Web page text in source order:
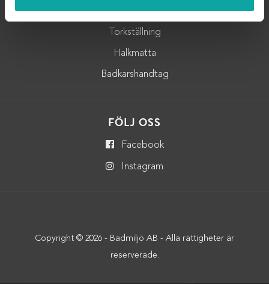
Badrumshylla
Torkställning
Halkmatta
Badkarshandtag
FÖLJ OSS
Facebook
Instagram
Copyright © 2026 - Badmiljö AB - Alla rättigheter är
reserverade.